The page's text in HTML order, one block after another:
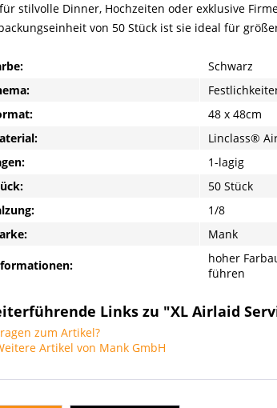
stilvolle Dinner, Hochzeiten oder exklusive
von 50 Stück ist sie ideal für
Schwarz
48 x 48cm
Linclass®
1-lagig
50 Stück
1/8
Mank
hoher
führen
Links zu "XL Airlaid
zum Artikel?
Artikel von Mank GmbH